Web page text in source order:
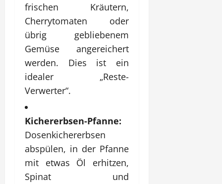
frischen Kräutern,
Cherrytomaten oder
übrig gebliebenem
Gemüse angereichert
werden. Dies ist ein
idealer „Reste-
Verwerter“.
Kichererbsen-Pfanne:
Dosenkichererbsen
abspülen, in der Pfanne
mit etwas Öl erhitzen,
Spinat und